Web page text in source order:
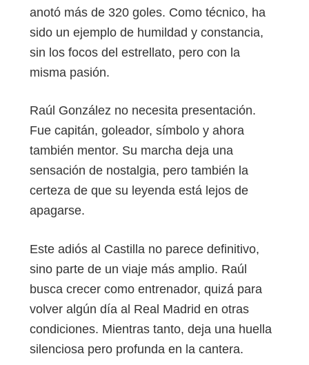
anotó más de 320 goles. Como técnico, ha
sido un ejemplo de humildad y constancia,
sin los focos del estrellato, pero con la
misma pasión.
Raúl González no necesita presentación.
Fue capitán, goleador, símbolo y ahora
también mentor. Su marcha deja una
sensación de nostalgia, pero también la
certeza de que su leyenda está lejos de
apagarse.
Este adiós al Castilla no parece definitivo,
sino parte de un viaje más amplio. Raúl
busca crecer como entrenador, quizá para
volver algún día al Real Madrid en otras
condiciones. Mientras tanto, deja una huella
silenciosa pero profunda en la cantera.